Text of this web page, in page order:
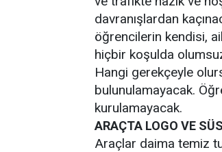
davranışlardan
öğrencilerin kendisi,
hiçbir koşulda
Hangi gerekçeyle
bulunulamayacak.
kurulamayacak.
ARAÇTA LOGO VE
Araçlar daima temiz